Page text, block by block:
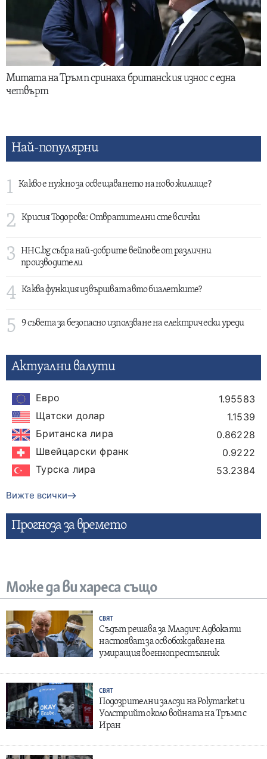
Митата на Тръмп сринаха британския износ с една
четвърт
Най-популярни
1 Какво е нужно за освещаването на ново жилище?
2 Крисия Тодорова: Отвратителни сте всички
3
HHC.bg събра най-добрите вейпове от различни
производители
4 Каква функция извършват авто биалетките?
5 9 съвета за безопасно използване на електрически уреди
Актуални валути
Евро
1.95583
Щатски долар
1.1539
Британска лира
0.86228
Швейцарски франк
0.9222
Турска лира
53.2384
Вижте всички
Прогнозa за времето
Може да ви хареса също
СВЯТ
Съдът решава за Младич: Адвокати
настояват за освобождаване на
умиращия военнопрестъпник
СВЯТ
Подозрителни залози на Polymarket и
Уолстрийт около войната на Тръмп с
Иран